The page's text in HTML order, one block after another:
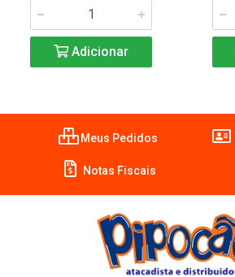
Adicionar
Meus Pedidos
Notas Fiscais